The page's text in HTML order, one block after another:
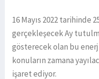
16 Mayıs 2022 tarihinde
gerçekleşecek Ay
gösterecek olan bu
konuların zamana
işaret ediyor.